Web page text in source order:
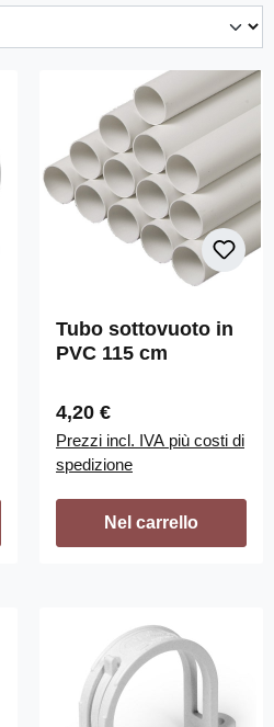
Tubo sottovuoto in
PVC 115 cm
Prezzo normale:
4,20 €
Prezzi incl. IVA più costi di
spedizione
Nel carrello